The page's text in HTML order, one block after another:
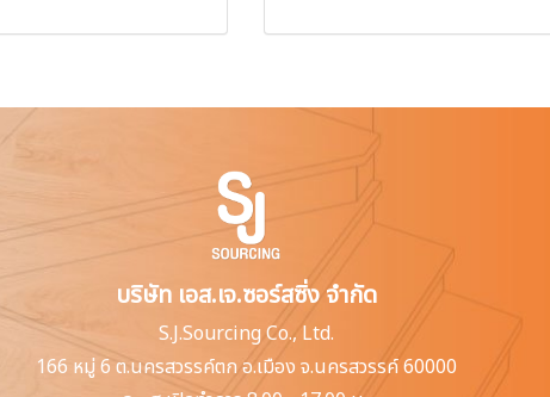
บริษัท เอส.เจ.ซอร์สซิ่ง จำกัด
S.J.Sourcing Co., Ltd.
166 หมู่ 6 ต.นครสวรรค์ตกอ.เมือง จ.นครสวรรค์ 60000